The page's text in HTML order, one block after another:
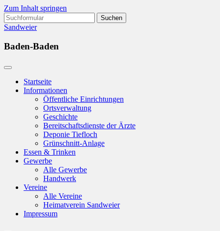
Zum Inhalt springen
Suchen
nach:
Sandweier
Baden-Baden
Startseite
Informationen
Öffentliche Einrichtungen
Ortsverwaltung
Geschichte
Bereitschaftsdienste der Ärzte
Deponie Tiefloch
Grünschnitt-Anlage
Essen & Trinken
Gewerbe
Alle Gewerbe
Handwerk
Vereine
Alle Vereine
Heimatverein Sandweier
Impressum